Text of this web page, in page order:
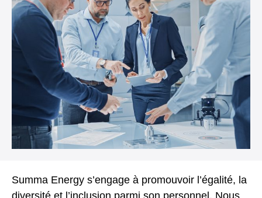
Summa Energy s’engage à promouvoir l’égalité, la